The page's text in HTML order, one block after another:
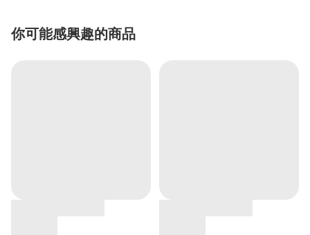
你可能感興趣的商品